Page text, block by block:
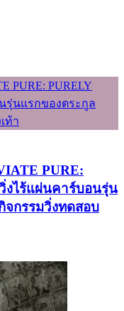
PURE:
งไร้แผ่นคาร์บอนรุ่น
จกรรมวิ่งทดสอบ